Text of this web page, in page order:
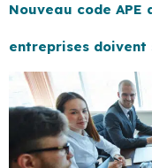
Nouveau code APE
entreprises doivent